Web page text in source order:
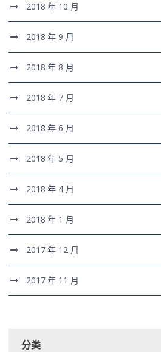
2018 年 10 月
2018 年 9 月
2018 年 8 月
2018 年 7 月
2018 年 6 月
2018 年 5 月
2018 年 4 月
2018 年 1 月
2017 年 12 月
2017 年 11 月
分类